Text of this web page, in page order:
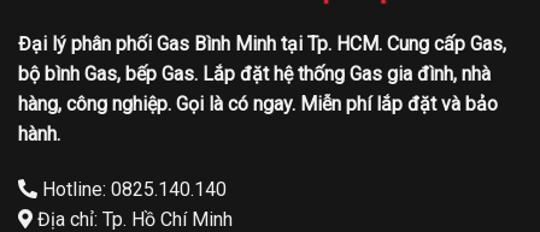
Đại lý phân phối Gas Bình Minh tại Tp. HCM. Cung cấp Gas,
bộ bình Gas, bếp Gas. Lắp đặt hệ thống Gas gia đình, nhà
hàng, công nghiệp. Gọi là có ngay. Miễn phí lắp đặt và bảo
hành.
Hotline: 0825.140.140
Địa chỉ: Tp. Hồ Chí Minh